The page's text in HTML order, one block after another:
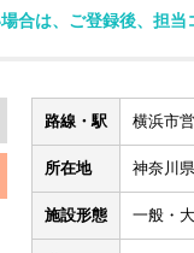
合は、ご登録後、担当
路線・駅 横浜市
所在地 神奈川
施設形態 一般・